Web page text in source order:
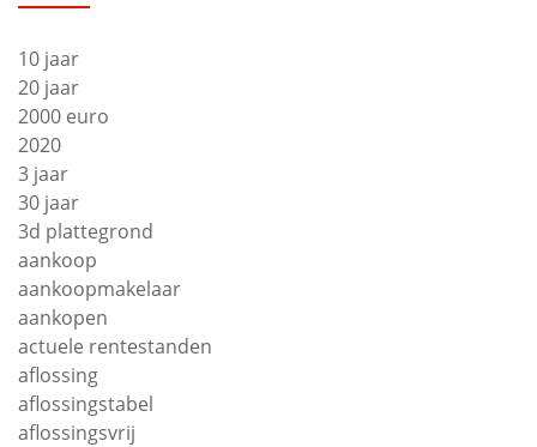
10 jaar
20 jaar
2000 euro
2020
3 jaar
30 jaar
3d plattegrond
aankoop
aankoopmakelaar
aankopen
actuele rentestanden
aflossing
aflossingstabel
aflossingsvrij